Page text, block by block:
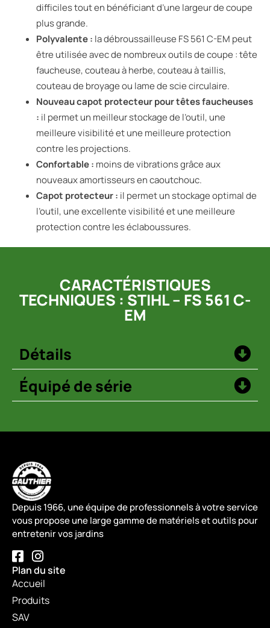
difficiles tout en bénéficiant d’une largeur de coupe
plus grande.
Polyvalente : la débroussailleuse FS 561 C-EM peut
être utilisée avec de nombreux outils de coupe : tête
faucheuse, couteau à herbe, couteau à taillis,
couteau de broyage ou lame de scie circulaire.
Nouveau capot protecteur pour têtes faucheuses
: il permet un meilleur stockage de l’outil, une
meilleure visibilité et une meilleure protection
contre les projections.
Confortable : moins de vibrations grâce aux
nouveaux amortisseurs en caoutchouc.
Capot protecteur : il permet un stockage optimal de
l’outil, une excellente visibilité et une meilleure
protection contre les éclaboussures.
CARACTÉRISTIQUES
TECHNIQUES : STIHL – FS 561 C-
EM
Détails
Équipé de série
Depuis 1966, une équipe de professionnels à votre service
vous propose une large gamme de matériels et outils pour
entretenir vos jardins
Plan du site
Accueil
Produits
SAV